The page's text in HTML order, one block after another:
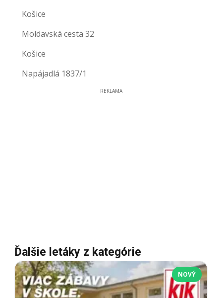
Košice
Moldavská cesta 32
Košice
Napájadlá 1837/1
REKLAMA
Ďalšie letáky z kategórie
NOVÝ